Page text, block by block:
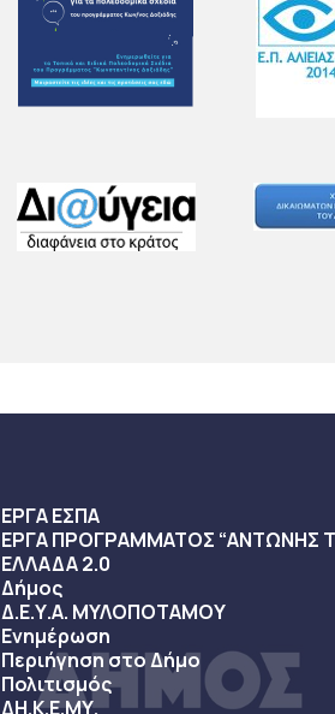
ΕΡΓΑ ΕΣΠΑ
ΕΡΓΑ ΠΡΟΓΡΑΜΜΑΤΟΣ “ΑΝΤΩΝΗΣ
ΕΛΛΑΔΑ 2.0
Δήμος
Δ.Ε.Υ.Α. ΜΥΛΟΠΟΤΑΜΟΥ
Ενημέρωση
Περιήγηση στο Δήμο
Πολιτισμός
ΔΗ.Κ.Ε.ΜΥ.